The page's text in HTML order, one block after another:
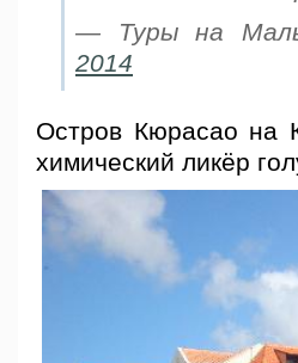
— Туры на
2014
Остров Кюрасао на
химический ликёр